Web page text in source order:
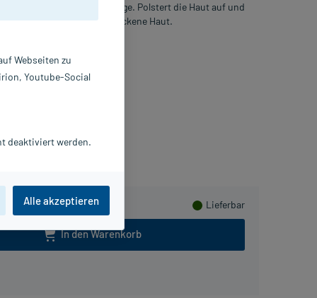
Lieferbar
In den Warenkorb
zur Feuchtigkeitspflege. Polstert die Haut auf und
für normale bis trockene Haut.
mlWebseiten zu
Youtube-Social
deaktiviert werden.
Alle akzeptieren